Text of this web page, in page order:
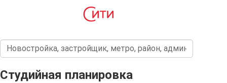
Студийная планировка